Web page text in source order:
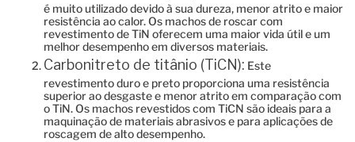
é muito utilizado devido à sua dureza, menor atrito e maior
resistência ao calor. Os machos de roscar com
revestimento de TiN oferecem uma maior vida útil e um
melhor desempenho em diversos materiais.
Carbonitreto de titânio (TiCN): Este
revestimento duro e preto proporciona uma resistência
superior ao desgaste e menor atrito em comparação com
o TiN. Os machos revestidos com TiCN são ideais para a
maquinação de materiais abrasivos e para aplicações de
roscagem de alto desempenho.